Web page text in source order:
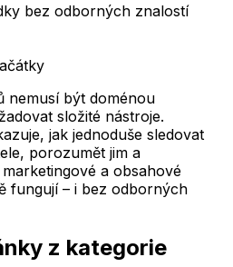
bez odborných znalostí
nemusí být doménou
složité nástroje.
jak jednoduše sledovat
porozumět jim a
a obsahové
fungují – i bez odborných
z kategorie